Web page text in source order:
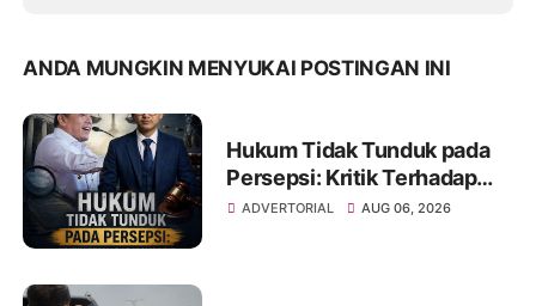
ANDA MUNGKIN MENYUKAI POSTINGAN INI
Hukum Tidak Tunduk pada
Persepsi: Kritik Terhadap
Monopoli Kebenaran oleh
ADVERTORIAL AUG 06, 2026